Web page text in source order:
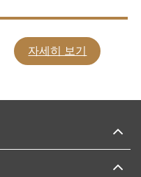
자세히 보기